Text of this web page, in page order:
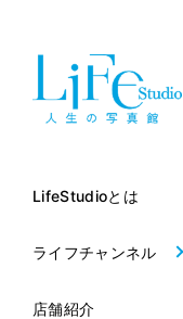
LifeStudioとは
ライフチャンネル
店舗紹介